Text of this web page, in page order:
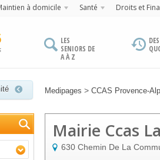
à domicile Santé Droits et
LES
SENIORS DE
A À Z
Medipages > CCAS Provence-
Mairie Ccas
630 Chemin De La